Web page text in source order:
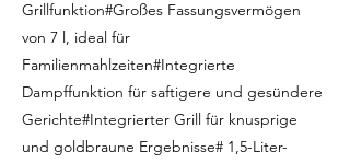
Grillfunktion#Großes Fassungsvermögen
von 7 l, ideal für
Familienmahlzeiten#Integrierte
Dampffunktion für saftigere und gesündere
Gerichte#Integrierter Grill für knusprige
und goldbraune Ergebnisse# 1,5-Liter-